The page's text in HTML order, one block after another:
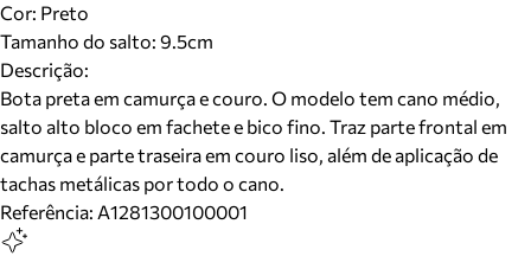
Cor: Preto
Tamanho do salto: 9.5cm
Descrição:
Bota preta em camurça e couro. O modelo tem cano médio,
salto alto bloco em fachete e bico fino. Traz parte frontal em
camurça e parte traseira em couro liso, além de aplicação de
tachas metálicas por todo o cano.
Referência: A1281300100001